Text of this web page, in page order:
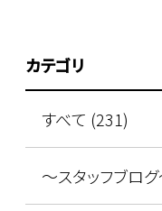
カテゴリ
すべて (231)
～スタッフブロ